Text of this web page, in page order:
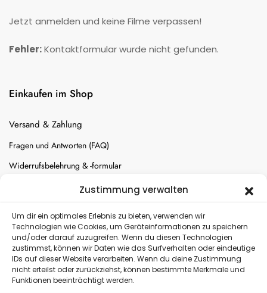
Zustimmung verwalten
Um dir ein optimales Erlebnis zu bieten, verwenden wir
Technologien wie Cookies, um Geräteinformationen zu speichern
und/oder darauf zuzugreifen. Wenn du diesen Technologien
zustimmst, können wir Daten wie das Surfverhalten oder eindeutige
IDs auf dieser Website verarbeiten. Wenn du deine Zustimmung
nicht erteilst oder zurückziehst, können bestimmte Merkmale und
Funktionen beeinträchtigt werden.
Jetzt anmelden und keine Filme verpassen!
Fehler:Kontaktformular wurde nicht gefunden.
Einkaufen im Shop
Versand & Zahlung
Fragen und Antworten (FAQ)
Widerrufsbelehrung & -formular
Batterien-Entsorgung
Versand
Kostenloser Rückversand